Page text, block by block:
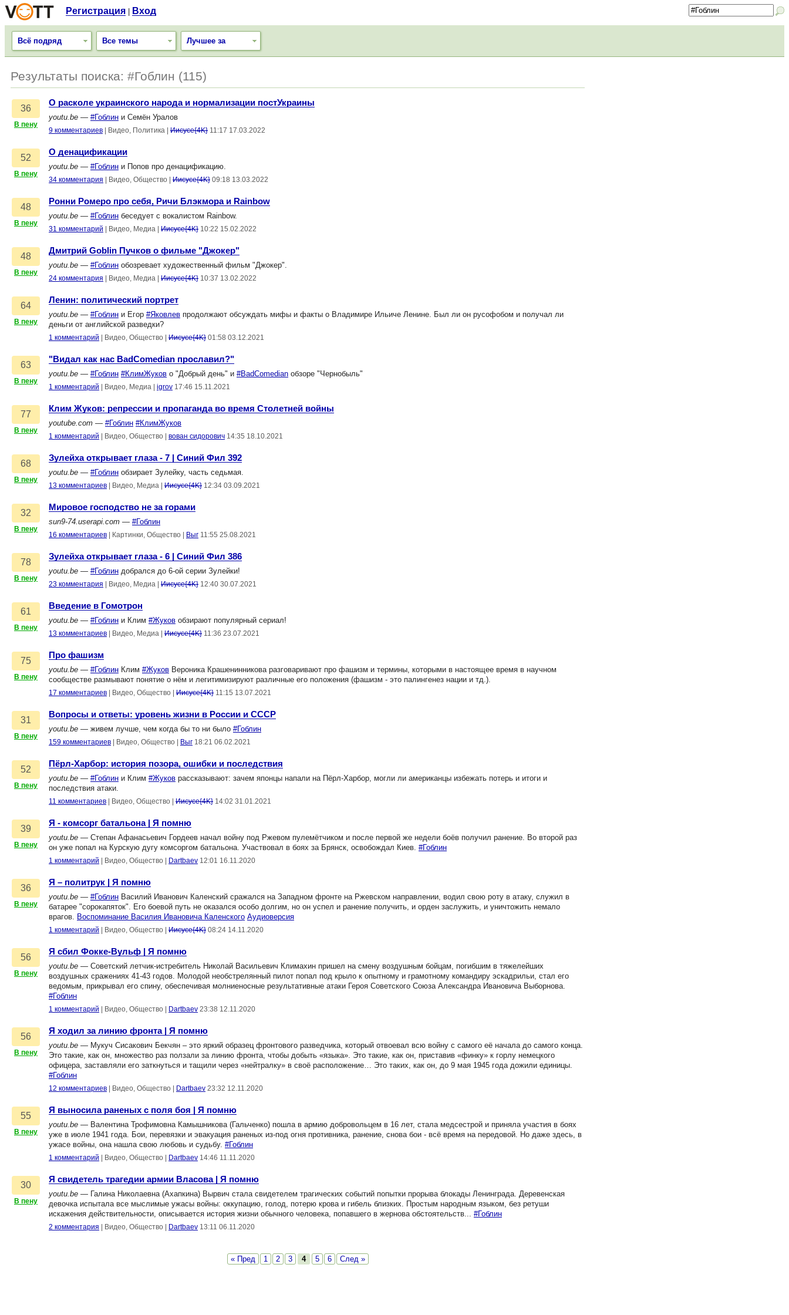
Регистрация Вход
Всё подряд Все темы Лучшее за
Результаты поиска: #Гоблин (115)
36
В пену
О расколе украинского народа и нормализации постУкраины
youtu.be — #Гоблин и Семён Уралов
9 комментариев Видео, Политика Иисусе{4K} 11:17 17.03.2022
52
В пену
О денацификации
youtu.be — #Гоблин и Попов про денацификацию.
34 комментария Видео, Общество Иисусе{4K} 09:18 13.03.2022
48
В пену
Ронни Ромеро про себя, Ричи Блэкмора и Rainbow
youtu.be — #Гоблин беседует с вокалистом Rainbow.
31 комментарий Видео, Медиа Иисусе{4K} 10:22 15.02.2022
48
В пену
Дмитрий Goblin Пучков о фильме "Джокер"
youtu.be — #Гоблин обозревает художественный фильм "Джокер".
24 комментария Видео, Медиа Иисусе{4K} 10:37 13.02.2022
64
В пену
Ленин: политический портрет
youtu.be — #Гоблин и Егор #Яковлев продолжают обсуждать мифы и факты о Владимире Ильиче Ленине. Был ли он русофобом и получал ли
деньги от английской разведки?
1 комментарий Видео, Общество Иисусе{4K} 01:58 03.12.2021
63
В пену
"Видал как нас BadComedian прославил?"
youtu.be — #Гоблин #КлимЖуков о "Добрый день" и #BadComedian обзоре "Чернобыль"
1 комментарий Видео, Медиа igrov 17:46 15.11.2021
77
В пену
Клим Жуков: репрессии и пропаганда во время Столетней войны
youtube.com — #Гоблин #КлимЖуков
1 комментарий Видео, Общество вован сидорович 14:35 18.10.2021
68
В пену
Зулейха открывает глаза - 7 | Синий Фил 392
youtu.be — #Гоблин обзирает Зулейку, часть седьмая.
13 комментариев Видео, Медиа Иисусе{4K} 12:34 03.09.2021
32
В пену
Мировое господство не за горами
sun9-74.userapi.com — #Гоблин
16 комментариев Картинки, Общество Выг 11:55 25.08.2021
78
В пену
Зулейха открывает глаза - 6 | Синий Фил 386
youtu.be — #Гоблин добрался до 6-ой серии Зулейки!
23 комментария Видео, Медиа Иисусе{4K} 12:40 30.07.2021
61
В пену
Введение в Гомотрон
youtu.be — #Гоблин и Клим #Жуков обзирают популярный сериал!
13 комментариев Видео, Медиа Иисусе{4K} 11:36 23.07.2021
75
В пену
Про фашизм
youtu.be — #Гоблин Клим #Жуков Вероника Крашенинникова разговаривают про фашизм и термины, которыми в настоящее время в научном
сообществе размывают понятие о нём и легитимизируют различные его положения (фашизм - это палингенез нации и тд.).
17 комментариев Видео, Общество Иисусе{4K} 11:15 13.07.2021
31
В пену
Вопросы и ответы: уровень жизни в России и СССР
youtu.be — живем лучше, чем когда бы то ни было #Гоблин
159 комментариев Видео, Общество Выг 18:21 06.02.2021
52
В пену
Пёрл-Харбор: история позора, ошибки и последствия
youtu.be — #Гоблин и Клим #Жуков рассказывают: зачем японцы напали на Пёрл-Харбор, могли ли американцы избежать потерь и итоги и
последствия атаки.
11 комментариев Видео, Общество Иисусе{4K} 14:02 31.01.2021
39
В пену
Я - комсорг батальона | Я помню
youtu.be — Степан Афанасьевич Гордеев начал войну под Ржевом пулемётчиком и после первой же недели боёв получил ранение. Во второй раз
он уже попал на Курскую дугу комсоргом батальона. Участвовал в боях за Брянск, освобождал Киев. #Гоблин
1 комментарий Видео, Общество Dartbaev 12:01 16.11.2020
36
В пену
Я – политрук | Я помню
youtu.be — #Гоблин Василий Иванович Каленский сражался на Западном фронте на Ржевском направлении, водил свою роту в атаку, служил в
батарее "сорокапяток". Его боевой путь не оказался особо долгим, но он успел и ранение получить, и орден заслужить, и уничтожить немало
врагов. Воспоминание Василия Ивановича Каленского Аудиоверсия
1 комментарий Видео, Общество Иисусе{4K} 08:24 14.11.2020
56
В пену
Я сбил Фокке-Вульф | Я помню
youtu.be — Советский летчик-истребитель Николай Васильевич Климахин пришел на смену воздушным бойцам, погибшим в тяжелейших
воздушных сражениях 41-43 годов. Молодой необстрелянный пилот попал под крыло к опытному и грамотному командиру эскадрильи, стал его
ведомым, прикрывал его спину, обеспечивая молниеносные результативные атаки Героя Советского Союза Александра Ивановича Выборнова.
#Гоблин
1 комментарий Видео, Общество Dartbaev 23:38 12.11.2020
56
В пену
Я ходил за линию фронта | Я помню
youtu.be — Мукуч Сисакович Бекчян – это яркий образец фронтового разведчика, который отвоевал всю войну с самого её начала до самого конца.
Это такие, как он, множество раз ползали за линию фронта, чтобы добыть «языка». Это такие, как он, приставив «финку» к горлу немецкого
офицера, заставляли его заткнуться и тащили через «нейтралку» в своё расположение… Это таких, как он, до 9 мая 1945 года дожили единицы.
#Гоблин
12 комментариев Видео, Общество Dartbaev 23:32 12.11.2020
55
В пену
Я выносила раненых с поля боя | Я помню
youtu.be — Валентина Трофимовна Камышникова (Гальченко) пошла в армию добровольцем в 16 лет, стала медсестрой и приняла участия в боях
уже в июле 1941 года. Бои, перевязки и эвакуация раненых из-под огня противника, ранение, снова бои - всё время на передовой. Но даже здесь, в
ужасе войны, она нашла свою любовь и судьбу. #Гоблин
1 комментарий Видео, Общество Dartbaev 14:46 11.11.2020
30
В пену
Я свидетель трагедии армии Власова | Я помню
youtu.be — Галина Николаевна (Ахапкина) Вырвич стала свидетелем трагических событий попытки прорыва блокады Ленинграда. Деревенская
девочка испытала все мыслимые ужасы войны: оккупацию, голод, потерю крова и гибель близких. Простым народным языком, без ретуши
искажения действительности, описывается история жизни обычного человека, попавшего в жернова обстоятельств... #Гоблин
2 комментария Видео, Общество Dartbaev 13:11 06.11.2020
« Пред 1 2 3 4 5 6 След »